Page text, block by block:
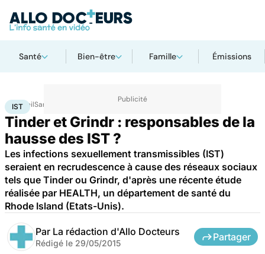
Santé Bien-être Famille Émissions
AccueilSanté
IST
Tinder et Grindr : responsables de la
hausse des IST ?
Les infections sexuellement transmissibles (IST)
seraient en recrudescence à cause des réseaux sociaux
tels que Tinder ou Grindr, d'après une récente étude
réalisée par HEALTH, un département de santé du
Rhode Island (Etats-Unis).
Par La rédaction d'Allo Docteurs
Rédigé le 29/05/2015
Partager